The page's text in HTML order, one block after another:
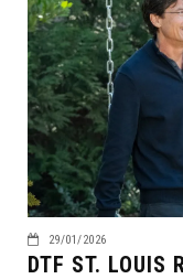
29/01/2026
DTF ST. LOUIS